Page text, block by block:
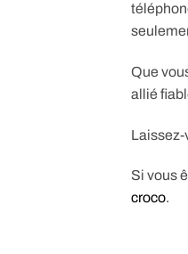
Que
allié
Laissez-
Si vous
croco.